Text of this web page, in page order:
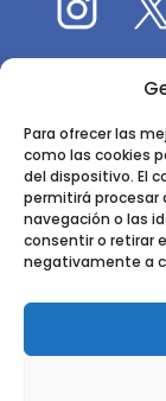
Para ofrecer las
como las cookies
del dispositivo. El
permitirá
navegación o las
consentir o retirar
negativamente a
El 9CFE
Ctra.
DERECHOS